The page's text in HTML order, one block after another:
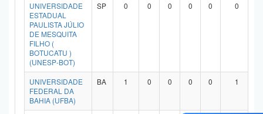
UNIVERSIDADE
ESTADUAL
PAULISTA JÚLIO
DE MESQUITA
FILHO (
BOTUCATU )
(UNESP-BOT)
SP 0 0 0 0 0 0
UNIVERSIDADE
FEDERAL DA
BAHIA (UFBA)
BA 1 0 0 0 0 1